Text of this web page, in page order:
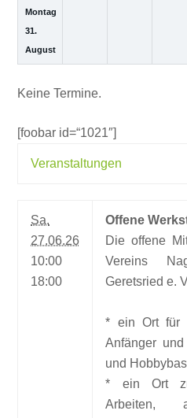
Montag
31.
August
Keine Termine.
[foobar id=“1021″]
Veranstaltungen
Sa.
27.06.26
10:00
18:00
Offene
Die offene
Vereins
Geretsried e.
* ein Ort für
Anfänger und
und
* ein Ort
Arbeiten,